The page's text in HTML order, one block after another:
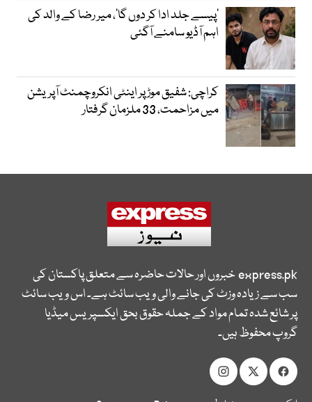
’پیسے جلد ادا کر دوں گا‘، میر رضا کے والد کی
اہم آڈیو سامنے آگئی
کراچی: شفیق موڑ پر اینٹی انکروچمنٹ آپریشن
میں مزاحمت، 33 ملزمان گرفتار
express.pkخبروں اور حالات حاضرہ سے متعلق پاکستان کی
سب سے زیادہ وزٹ کی جانے والی ویب سائٹ ہے۔ اس ویب سائٹ
پر شائع شدہ تمام مواد کے جملہ حقوق بحق ایکسپریس میڈیا
گروپ محفوظ ہیں۔